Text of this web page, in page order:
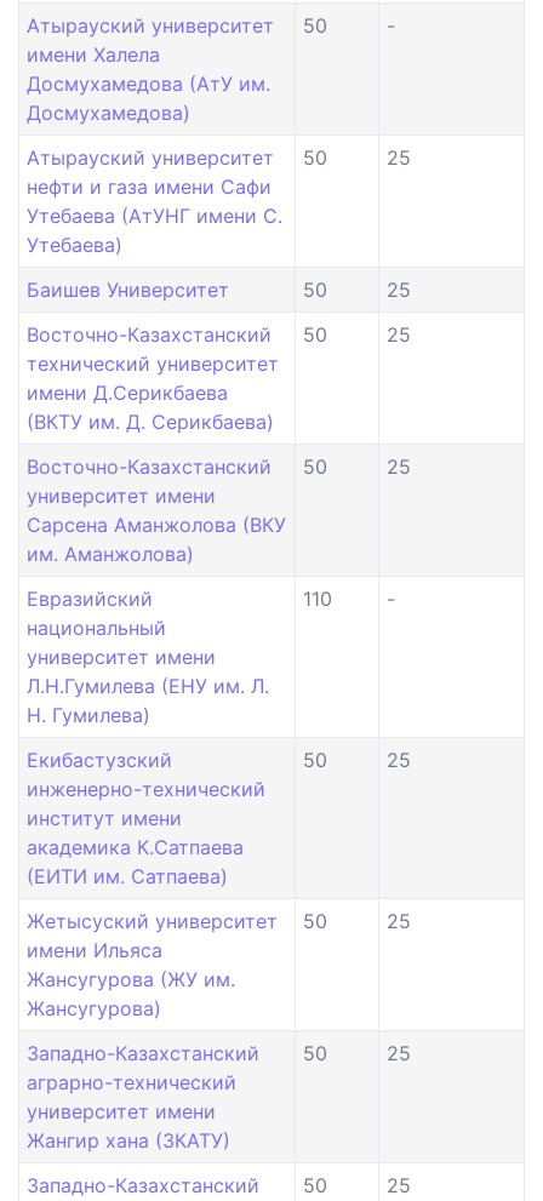
Атырауский университет
имени Халела
Досмухамедова (АтУ им.
Досмухамедова)
50 -
Атырауский университет
нефти и газа имени Сафи
Утебаева (АтУНГ имени С.
Утебаева)
50 25
Баишев Университет 50
25
Восточно-Казахстанский
технический университет
имени Д.Серикбаева
(ВКТУ им. Д. Серикбаева)
50 25
Восточно-Казахстанский
университет имени
Сарсена Аманжолова (ВКУ
им. Аманжолова)
50 25
Евразийский
национальный
университет имени
Л.Н.Гумилева (ЕНУ им. Л.
Н. Гумилева)
110 -
Екибастузский
инженерно-технический
институт имени
академика К.Сатпаева
(ЕИТИ им. Сатпаева)
50 25
Жетысуский университет
имени Ильяса
Жансугурова (ЖУ им.
Жансугурова)
50 25
Западно-Казахстанский
аграрно-технический
университет имени
Жангир хана (ЗКАТУ)
50 25
Западно-Казахстанский
50 25